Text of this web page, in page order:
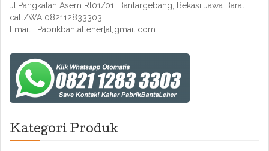
Jl.Pangkalan Asem Rt01/01, Bantargebang, Bekasi Jawa Barat
call/WA 082112833303
Email : Pabrikbantalleher[at]gmail.com
Kategori Produk